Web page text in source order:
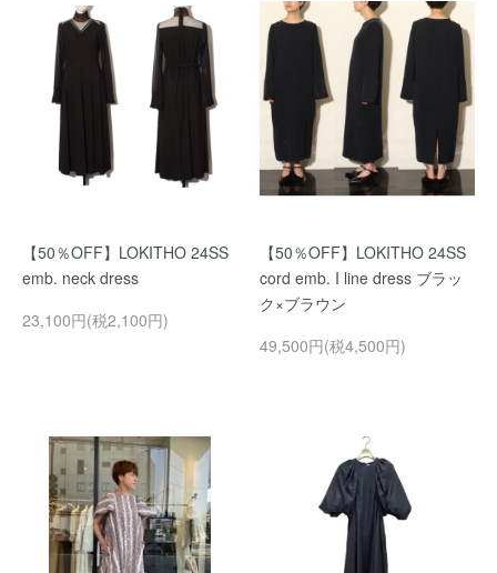
【50％OFF】LOKITHO 24SS
emb. neck dress
23,100円(税2,100円)
【50％OFF】LOKITHO 24SS
cord emb. I line dress ブラッ
ク×ブラウン
49,500円(税4,500円)